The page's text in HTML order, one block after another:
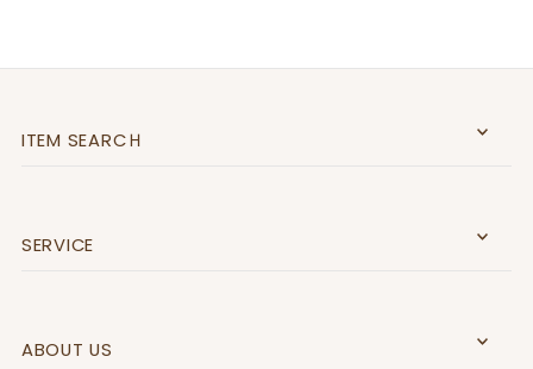
ITEM SEARCＨ
SERVICE
ABOUT US